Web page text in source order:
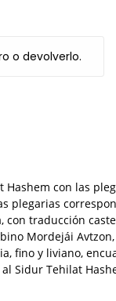
o devolverlo.
Hashem con las
plegarias
con traducción
Mordejái
fino y liviano,
Sidur Tehilat